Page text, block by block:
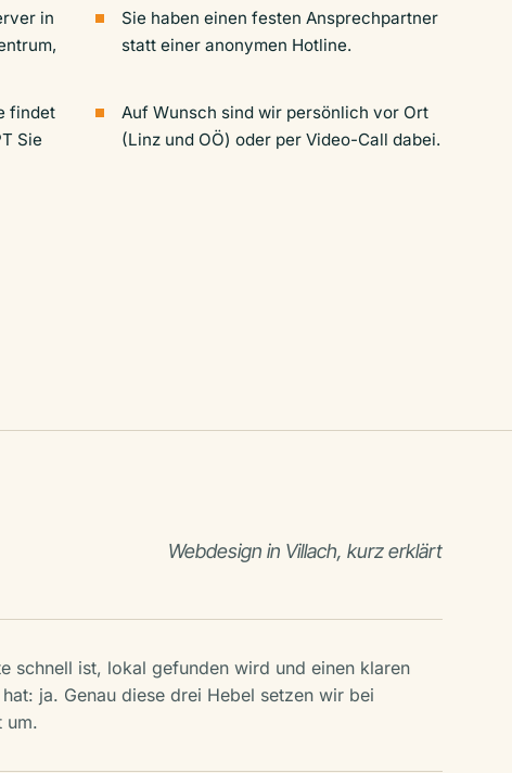
in
Sie haben einen festen Ansprechpartner
statt einer anonymen Hotline.
findet
Sie
Auf Wunsch sind wir persönlich vor Ort
(Linz und OÖ) oder per Video-Call dabei.
Webdesign in Villach, kurz erklärt
schnell ist, lokal gefunden wird und einen klaren
ja. Genau diese drei Hebel setzen wir bei
um.